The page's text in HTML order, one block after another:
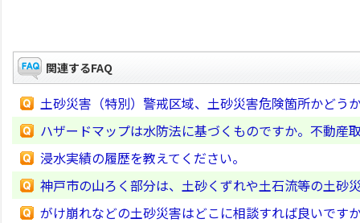
関連するFAQ
土砂災害（特別）警戒区域、土砂災害危険箇所かどう
ハザードマップは水防法に基づくものですか。不動産
浸水実績の履歴を教えてください。
神戸市の山ろく部分は、土砂くずれや土石流等の土砂
がけ崩れなどの土砂災害はどこに相談すれば良いです